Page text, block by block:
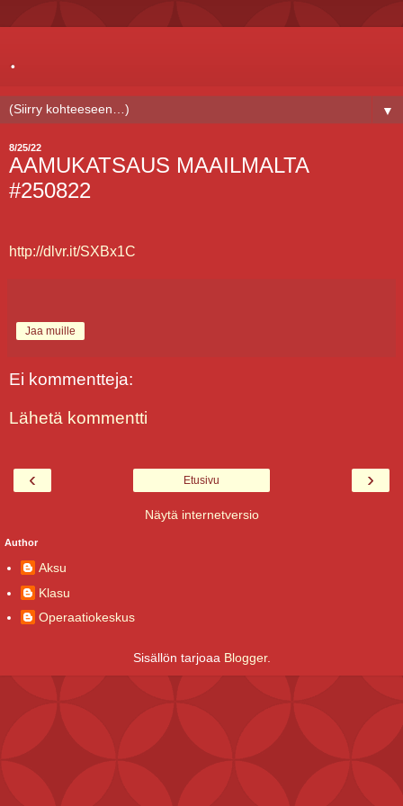
.
▼
8/25/22
AAMUKATSAUS MAAILMALTA
#250822
http://dlvr.it/SXBx1C
Jaa muille
Ei kommentteja:
Lähetä kommentti
‹ ›
Etusivu
Näytä internetversio
Author
Aksu
Klasu
Operaatiokeskus
Sisällön tarjoaa Blogger.